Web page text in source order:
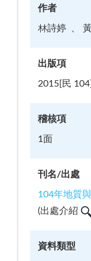
作者
林詩婷
出版項
2015[民 104]
稽核項
1面
刊名/出處
104年地質
(出處介紹
資料類型